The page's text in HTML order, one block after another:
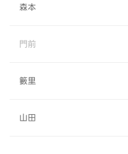
森本
門前
籔里
山田